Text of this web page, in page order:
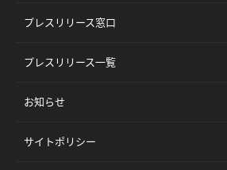
プレスリリース窓口
プレスリリース一覧
お知らせ
サイトポリシー